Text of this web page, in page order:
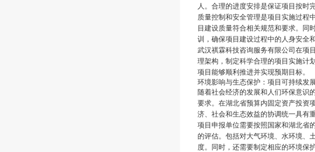
人。合理的进度安排是保证项目按时
质量控制和安全管理是项目实施过程
目建设质量符合相关规范和要求。同
训，确保项目建设过程中的人身安全
武汉祺霖科技咨询服务有限公司在项
理架构，制定科学合理的项目实施计
项目能够顺利推进并实现预期目标。
环境影响与生态保护：项目可持续发
随着社会经济的发展和人们环保意识
要求。在湖北省预算内固定资产投资
济、社会和生态效益的协调统一具有
项目申报单位需要按照国家和湖北省
的评估。包括对大气环境、水环境、
度。同时，还需要制定相应的环境保